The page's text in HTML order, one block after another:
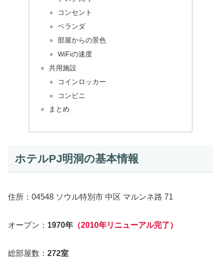
コンセント
ベランダ
部屋からの景色
WiFiの速度
共用施設
コインロッカー
コンビニ
まとめ
ホテルPJ明洞の基本情報
住所：04548 ソウル特別市 中区 マルンネ路 71
オープン： 1970年 （2010年リニューアル完了）
総部屋数： 272室